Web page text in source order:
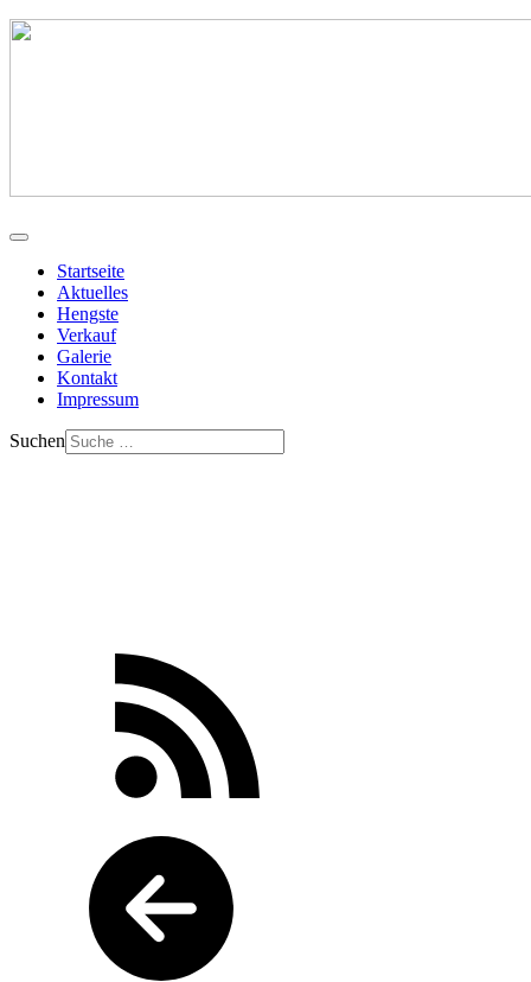
Startseite
Aktuelles
Hengste
Verkauf
Galerie
Kontakt
Impressum
Suchen